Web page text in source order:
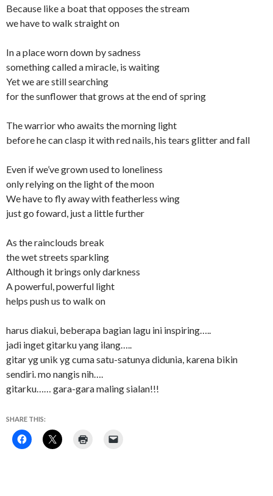
Because like a boat that opposes the stream
we have to walk straight on
In a place worn down by sadness
something called a miracle, is waiting
Yet we are still searching
for the sunflower that grows at the end of spring
The warrior who awaits the morning light
before he can clasp it with red nails, his tears glitter and fall
Even if we’ve grown used to loneliness
only relying on the light of the moon
We have to fly away with featherless wing
just go foward, just a little further
As the rainclouds break
the wet streets sparkling
Although it brings only darkness
A powerful, powerful light
helps push us to walk on
harus diakui, beberapa bagian lagu ini inspiring…..
jadi inget gitarku yang ilang…..
gitar yg unik yg cuma satu-satunya didunia, karena bikin
sendiri. mo nangis nih….
gitarku…… gara-gara maling sialan!!!
SHARE THIS: